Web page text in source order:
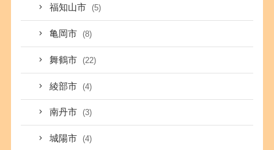
福知山市 (5)
亀岡市 (8)
舞鶴市 (22)
綾部市 (4)
南丹市 (3)
城陽市 (4)